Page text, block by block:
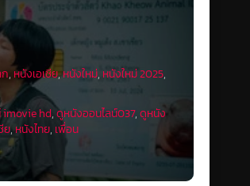
, หนังเอเชีย,หนังใหม่, หนังใหม่ 2025,
imovie hd,ดูหนังออนไลน์037,ดูหนัง
ย,หนังไทย, เพื่อน